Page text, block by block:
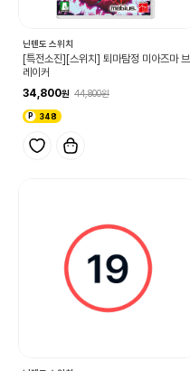
닌텐도 스위치
[특전소진][스위치] 퇴마탐정 미아즈마 브
레이커
34,800
44,800
348